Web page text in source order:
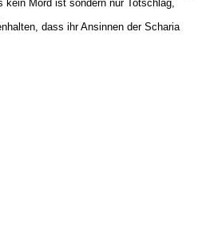
kein Mord ist sondern nur Totschlag,
dass ihr Ansinnen der Scharia